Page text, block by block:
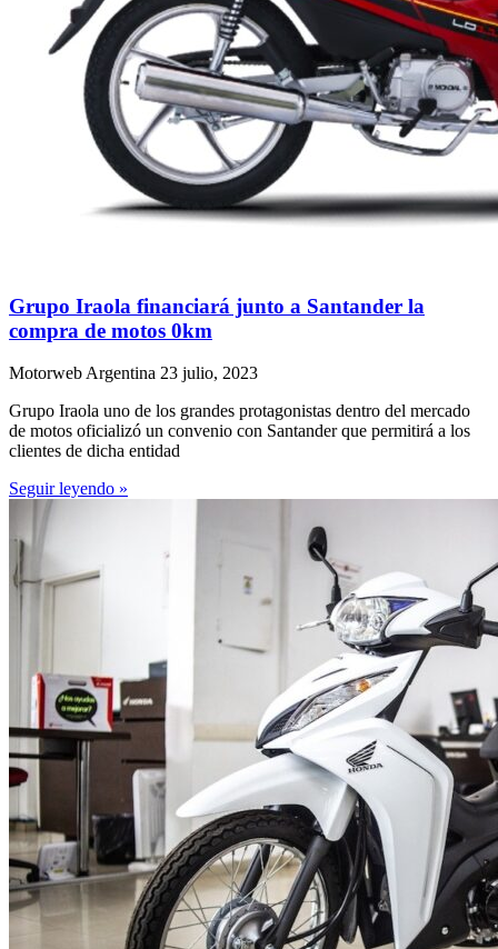
Grupo Iraola financiará junto a Santander la
compra de motos 0km
Motorweb Argentina 23 julio, 2023
Grupo Iraola uno de los grandes protagonistas dentro del mercado
de motos oficializó un convenio con Santander que permitirá a los
clientes de dicha entidad
Seguir leyendo »